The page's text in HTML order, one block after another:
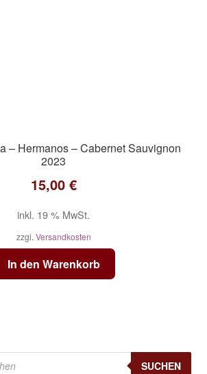
– Hermanos – Cabernet Sauvignon
2023
15,00 €
inkl. 19 % MwSt.
zzgl. Versandkosten
In den Warenkorb
SUCHEN